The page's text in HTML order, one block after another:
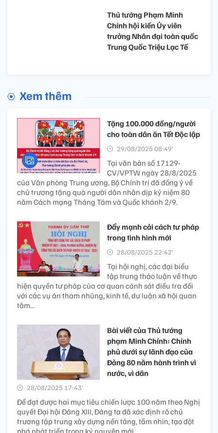
Thủ tướng Phạm Minh
Chính hội kiến Ủy viên
trưởng Nhân đại toàn quốc
Trung Quốc Triệu Lạc Tế
Xem thêm
Tặng 100.000 đồng/người
cho toàn dân ăn Tết Độc lập
29/08/2025 08:49’
Tại văn bản số 17129-
CV/VPTW ngày 28/8/2025
của Văn phòng Trung ương, Bộ Chính trị đã đồng ý về
chủ trương tặng quà người dân nhân dịp kỷ niệm 80
năm Cách mạng Tháng Tám và Quốc khánh 2/9.
Đẩy mạnh cải cách tư pháp
trong tình hình mới
28/08/2025 22:42’
Tại hội nghị, các đại biểu
tập trung thảo luận về thực
hiện quyền tư pháp của cơ quan cảnh sát điều tra đối
với các vụ án tham nhũng, kinh tế, dư luận xã hội quan
tâm...
Bài viết của Thủ tướng
phạm Minh Chính: Chính
phủ dưới sự lãnh đạo của
Đảng 80 năm hành trình vì
nước, vì dân
28/08/2025 17:43’
Để đạt được hai mục tiêu chiến lược 100 năm theo Nghị
quyết Đại hội Đảng XIII, Đảng ta đã xác định rõ chủ
trương tập trung xây dựng nền tảng, tầm nhìn, tạo đột
phá phát triển trong kỷ nguyên mới.